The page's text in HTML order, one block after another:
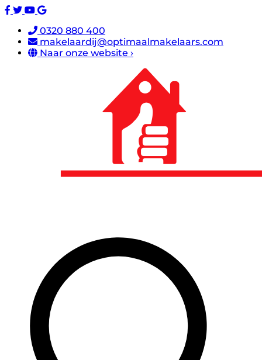
0320 880 400
makelaardij@optimaalmakelaars.com
Naar onze website ›